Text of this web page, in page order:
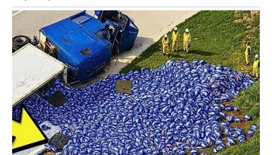
U ljubavi, neko može pokazati emocije koje je dugo
skrivao. Ova situacija može vas iznenaditi jer možda niste
ni mislili koliko ste nekome važni.
Za slobodne Bikove, večernji sati nose posebno
zanimljivu energiju. Sudbinski susret ili neočekivani
razgovor mogu pokrenuti priču koja će imati veliki značaj
u budućnosti.